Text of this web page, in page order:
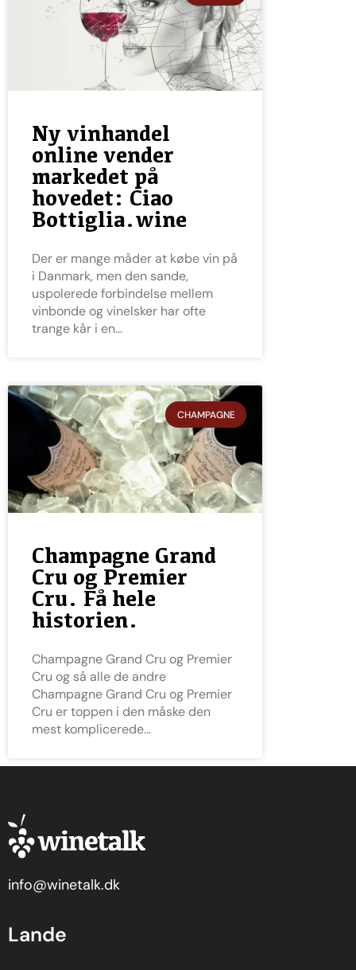
Ny vinhandel
online vender
markedet på
hovedet: Ciao
Bottiglia.wine
Der er mange måder at købe vin på
i Danmark, men den sande,
uspolerede forbindelse mellem
vinbonde og vinelsker har ofte
trange kår i en
CHAMPAGNE
Champagne Grand
Cru og Premier
Cru. Få hele
historien.
Champagne Grand Cru og Premier
Cru og så alle de andre
Champagne Grand Cru og Premier
Cru er toppen i den måske den
mest komplicerede
info@winetalk.dk
Lande